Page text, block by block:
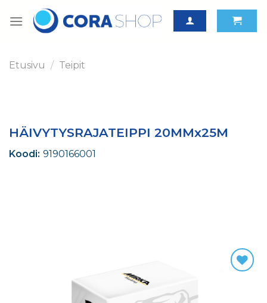
Etusivu / Teipit
HÄIVYTYSRAJATEIPPI 20MMx25M
Koodi: 9190166001